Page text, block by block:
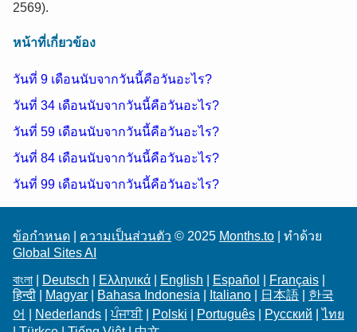
2569).
หน้าที่เกี่ยวข้อง
วันที่ 9 เดือนนับจากวันนี้คือวันอะไร?
วันที่ 34 เดือนนับจากวันนี้คือวันอะไร?
วันที่ 59 เดือนนับจากวันนี้คือวันอะไร?
วันที่ 84 เดือนนับจากวันนี้คือวันอะไร?
วันที่ 99 เดือนนับจากวันนี้คือวันอะไร?
ข้อกำหนด ความเป็นส่วนตัว © 2025 Months.to | ทำด้วย
Global Sites AI
বাংলা
Deutsch Ελληνικά English Español Français
हिन्दी
Magyar Bahasa Indonesia Italiano 日本語
한국
어
Nederlands |ਪੰਜਾਬੀ| Polski Português Русский |ไทย